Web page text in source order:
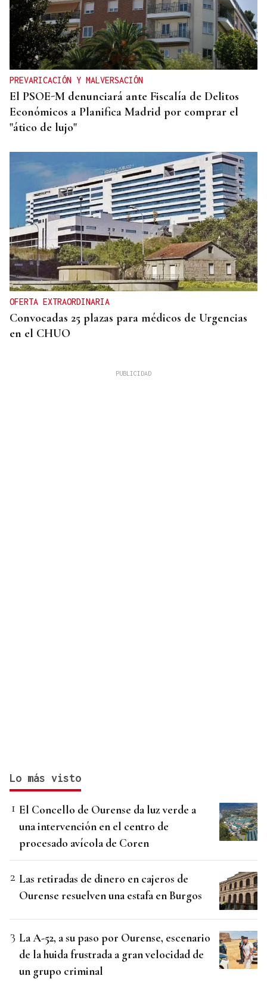
PREVARICACIÓN Y MALVERSACIÓN
El PSOE-M denunciará ante Fiscalía de Delitos
Económicos a Planifica Madrid por comprar el
"ático de lujo"
OFERTA EXTRAORDINARIA
Convocadas 25 plazas para médicos de Urgencias
en el CHUO
Lo más visto
El Concello de Ourense da luz verde a
una intervención en el centro de
procesado avícola de Coren
Las retiradas de dinero en cajeros de
Ourense resuelven una estafa en Burgos
La A-52, a su paso por Ourense, escenario
de la huida frustrada a gran velocidad de
un grupo criminal